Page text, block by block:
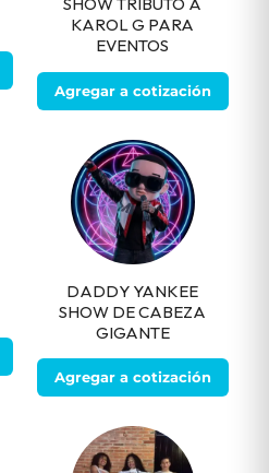
SHOW TRIBUTO A
KAROL G PARA
EVENTOS
Agregar a cotización
DADDY YANKEE
SHOW DE CABEZA
GIGANTE
Agregar a cotización